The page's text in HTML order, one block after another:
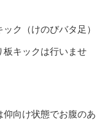
ク（けのびバタ足）
キックは行いませ
向け状態でお腹のあ